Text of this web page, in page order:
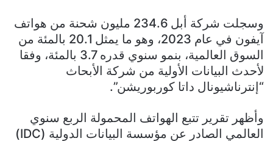
وسجلت شركة أبل 234.6 مليون شحنة من هواتف
آيفون في عام 2023، وهو ما يمثل 20.1 بالمئة من
السوق العالمية، بنمو سنوي قدره 3.7 بالمئة، وفقا
لأحدث البيانات الأولية من شركة الأبحاث
“إنترناشيونال داتا كوربوريشن”.
وأظهر تقرير تتبع الهواتف المحمولة الربع سنوي
العالمي الصادر عن مؤسسة البيانات الدولية (IDC)